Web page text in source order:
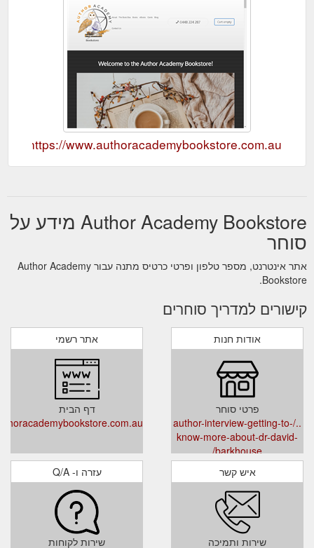
https://www.authoracademybookstore.com.au/
Author Academy Bookstore מידע על
סוחר
אתר אינטרנט, מספר טלפון ופרטי כרטיס מתנה עבור Author Academy
Bookstore.
קישורים למדריך סוחרים
אתר רשמי
דף הבית
אודות חנות
פרטי סוחר
../author-interview-getting-to-
know-more-about-dr-david-
barkhouse/
עזרה ו- Q/A
שירות לקוחות
איש קשר
שירות ותמיכה